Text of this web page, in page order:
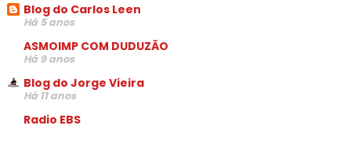
Blog do Carlos Leen
Há 5 anos
ASMOIMP COM DUDUZÃO
Há 9 anos
Blog do Jorge Vieira
Há 11 anos
Radio EBS